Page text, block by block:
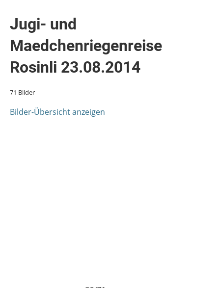
Jugi- und
Maedchenriegenreise
Rosinli 23.08.2014
71 Bilder
Bilder-Übersicht anzeigen